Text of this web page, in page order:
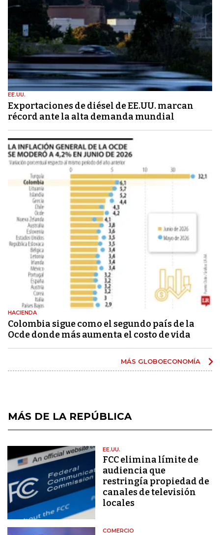
EE.UU.
Exportaciones de diésel de EE.UU. marcan
récord ante la alta demanda mundial
HACIENDA
Colombia sigue como el segundo país de la
Ocde donde más aumenta el costo de vida
MÁS GLOBOECONOMÍA
MÁS DE LA REPÚBLICA
EE.UU.
FCC elimina límite de
audiencia que
restringía propiedad de
canales de televisión
locales
COMERCIO